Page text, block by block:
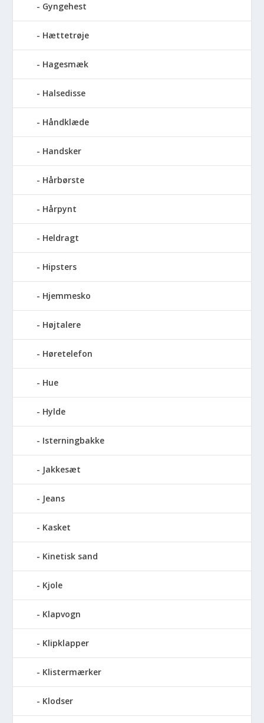
Gyngehest
Hættetrøje
Hagesmæk
Halsedisse
Håndklæde
Handsker
Hårbørste
Hårpynt
Heldragt
Hipsters
Hjemmesko
Højtalere
Høretelefon
Hue
Hylde
Isterningbakke
Jakkesæt
Jeans
Kasket
Kinetisk sand
Kjole
Klapvogn
Klipklapper
Klistermærker
Klodser